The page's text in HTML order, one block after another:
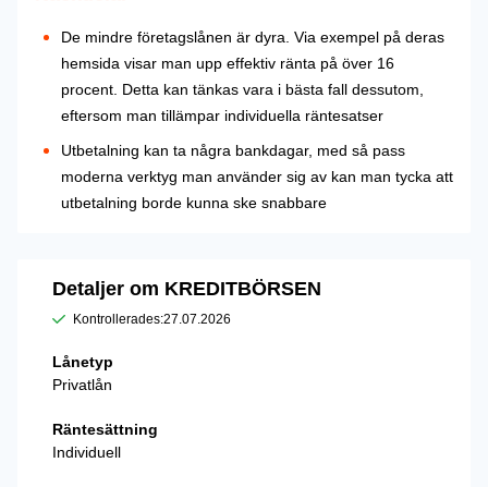
De mindre företagslånen är dyra. Via exempel på deras
hemsida visar man upp effektiv ränta på över 16
procent. Detta kan tänkas vara i bästa fall dessutom,
eftersom man tillämpar individuella räntesatser
Utbetalning kan ta några bankdagar, med så pass
moderna verktyg man använder sig av kan man tycka att
utbetalning borde kunna ske snabbare
Detaljer om KREDITBÖRSEN
Kontrollerades:27.07.2026
Lånetyp
Privatlån
Räntesättning
Individuell